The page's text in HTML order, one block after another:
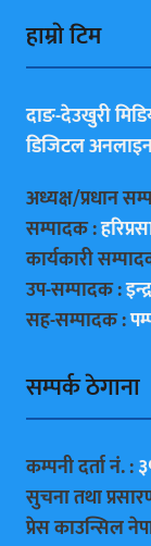
हाम्राे टिम
दाङ-देउखुरी
डिजिटल अनलाइन
अध्यक्ष/प्रधान
सम्पादक :
कार्यकारी
उप-सम्पादक :
सह-सम्पादक :
सम्पर्क ठेगाना
कम्पनी दर्ता नं. :
सुचना तथा
प्रेस काउन्सिल